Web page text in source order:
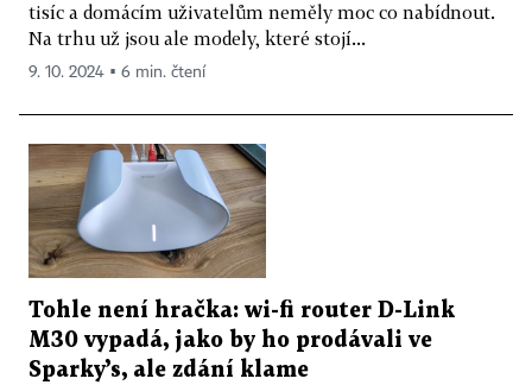
tisíc a domácím uživatelům neměly moc co nabídnout.
Na trhu už jsou ale modely, které stojí...
9. 10. 2024 ▪ 6 min. čtení
Tohle není hračka: wi-fi router D-Link
M30 vypadá, jako by ho prodávali ve
Sparky’s, ale zdání klame